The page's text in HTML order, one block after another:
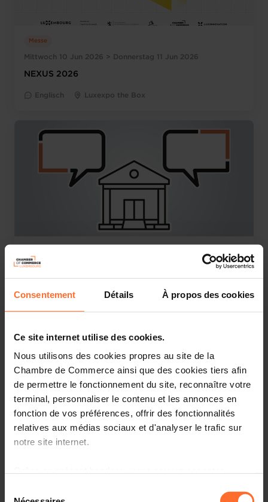
Consentement Détails À propos des cookies
Ce site internet utilise des cookies.
Nous utilisons des cookies propres au site de la
Chambre de Commerce ainsi que des cookies tiers afin
de permettre le fonctionnement du site, reconnaître votre
terminal, personnaliser le contenu et les annonces en
fonction de vos préférences, offrir des fonctionnalités
relatives aux médias sociaux et d'analyser le trafic sur
notre site internet.
à l’exception des cookies strictement nécessaires au
Mittwoch 10 Jun 2026 > Donnerstag 11 Jun 2026
Messe
NEXUS 2026
Englisch Luxexpo the Box
Mittwoch 10 Jun 2026
questions
Andere